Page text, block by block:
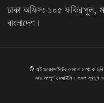
ঢাকা অফিসঃ ১০৫ ফকিরাপুল,
বাংলাদেশ।
© এই ওয়েবসাইটের কোনো লেখা বা
করা সম্পূর্ণ বেআইনি। সকল স্বত্ব